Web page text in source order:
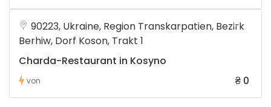
90223, Ukraine, Region Transkarpatien, Bezirk
Berhiw, Dorf Koson, Trakt 1
Charda-Restaurant in Kosyno
von ₴ 0